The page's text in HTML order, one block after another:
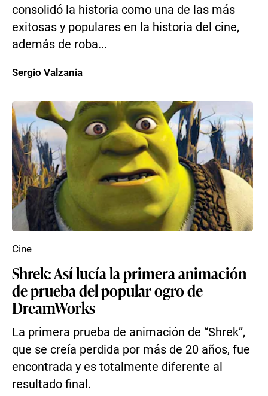
consolidó la historia como una de las más
exitosas y populares en la historia del cine,
además de roba...
Sergio Valzania
Shrek: Así lucía la primera animación
de prueba del popular ogro de
DreamWorks
La primera prueba de animación de “Shrek”,
que se creía perdida por más de 20 años, fue
encontrada y es totalmente diferente al
resultado final.
Cine